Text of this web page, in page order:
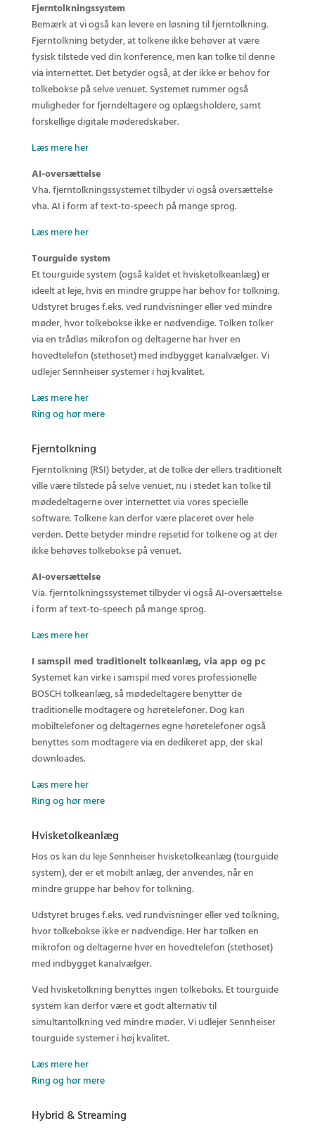
Fjerntolkningssystem
Bemærk at vi også kan levere en løsning til fjerntolkning.
Fjerntolkning betyder, at tolkene ikke behøver at være
fysisk tilstede ved din konference, men kan tolke til denne
via internettet. Det betyder også, at der ikke er behov for
tolkebokse på selve venuet. Systemet rummer også
muligheder for fjerndeltagere og oplægsholdere, samt
forskellige digitale møderedskaber.
Læs mere her
AI-oversættelse
Vha. fjerntolkningssystemet tilbyder vi også oversættelse
vha. AI i form af text-to-speech på mange sprog.
Læs mere her
Tourguide system
Et tourguide system (også kaldet et hvisketolkeanlæg) er
ideelt at leje, hvis en mindre gruppe har behov for tolkning.
Udstyret bruges f.eks. ved rundvisninger eller ved mindre
møder, hvor tolkebokse ikke er nødvendige. Tolken tolker
via en trådløs mikrofon og deltagerne har hver en
hovedtelefon (stethoset) med indbygget kanalvælger. Vi
udlejer Sennheiser systemer i høj kvalitet.
Læs mere her
Ring og hør mere
Fjerntolkning
Fjerntolkning (RSI) betyder, at de tolke der ellers traditionelt
ville være tilstede på selve venuet, nu i stedet kan tolke til
mødedeltagerne over internettet via vores specielle
software. Tolkene kan derfor være placeret over hele
verden. Dette betyder mindre rejsetid for tolkene og at der
ikke behøves tolkebokse på venuet.
AI-oversættelse
Via. fjerntolkningssystemet tilbyder vi også AI-oversættelse
i form af text-to-speech på mange sprog.
Læs mere her
I samspil med traditionelt tolkeanlæg, via app og pc
Systemet kan virke i samspil med vores professionelle
BOSCH tolkeanlæg, så mødedeltagere benytter de
traditionelle modtagere og høretelefoner. Dog kan
mobiltelefoner og deltagernes egne høretelefoner også
benyttes som modtagere via en dedikeret app, der skal
downloades.
Læs mere her
Ring og hør mere
Hvisketolkeanlæg
Hos os kan du leje Sennheiser hvisketolkeanlæg (tourguide
system), der er et mobilt anlæg, der anvendes, når en
mindre gruppe har behov for tolkning.
Udstyret bruges f.eks. ved rundvisninger eller ved tolkning,
hvor tolkebokse ikke er nødvendige. Her har tolken en
mikrofon og deltagerne hver en hovedtelefon (stethoset)
med indbygget kanalvælger.
Ved hvisketolkning benyttes ingen tolkeboks. Et tourguide
system kan derfor være et godt alternativ til
simultantolkning ved mindre møder. Vi udlejer Sennheiser
tourguide systemer i høj kvalitet.
Læs mere her
Ring og hør mere
Hybrid & Streaming